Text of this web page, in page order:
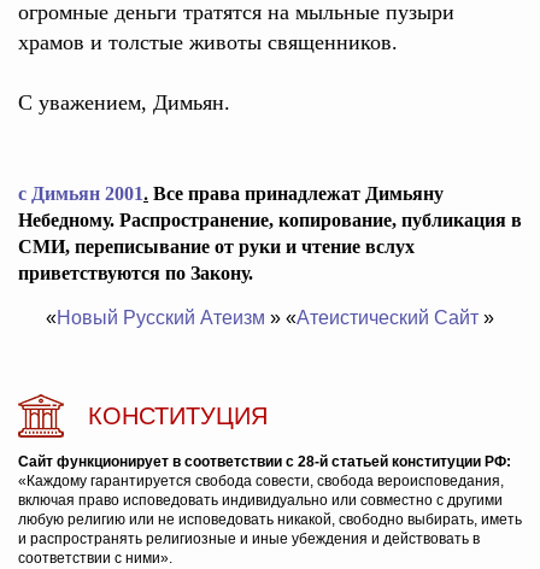
огромные деньги тратятся на мыльные пузыри
храмов и толстые животы священников.
С уважением, Димьян.
c Димьян 2001. Все права принадлежат Димьяну
Небедному. Распространение, копирование, публикация в
СМИ, переписывание от руки и чтение вслух
приветствуются по Закону.
«Новый Русский Атеизм » «Атеистический Сайт »
КОНСТИТУЦИЯ
Сайт функционирует в соответствии с 28-й статьей конституции РФ:
«Каждому гарантируется свобода совести, свобода вероисповедания,
включая право исповедовать индивидуально или совместно с другими
любую религию или не исповедовать никакой, свободно выбирать, иметь
и распространять религиозные и иные убеждения и действовать в
соответствии с ними».